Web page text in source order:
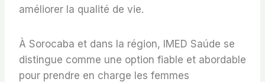
améliorer la qualité de vie.
À Sorocaba et dans la région, IMED Saúde se
distingue comme une option fiable et abordable
pour prendre en charge les femmes